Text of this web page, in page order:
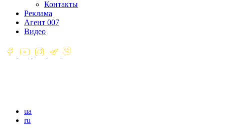
Контакты
Реклама
Агент 007
Видео
ua
ru